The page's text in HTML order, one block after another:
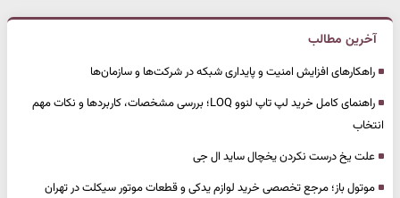
آخرین مطالب
راهکارهای افزایش امنیت و پایداری شبکه در شرکت‌ها و سازمان‌ها
راهنمای کامل خرید لپ تاپ لنوو LOQ؛ بررسی مشخصات، کاربردها و نکات مهم
انتخاب
علت یخ درست نکردن یخچال ساید ال جی
موتول باز؛ مرجع تخصصی خرید لوازم یدکی و قطعات موتور سیکلت در تهران